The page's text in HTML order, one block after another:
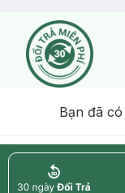
Bạn đã